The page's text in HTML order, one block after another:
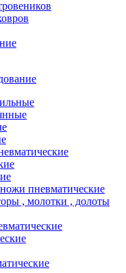
пневматические
, молотки , долоты